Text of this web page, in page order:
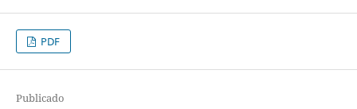
PDF
Publicado